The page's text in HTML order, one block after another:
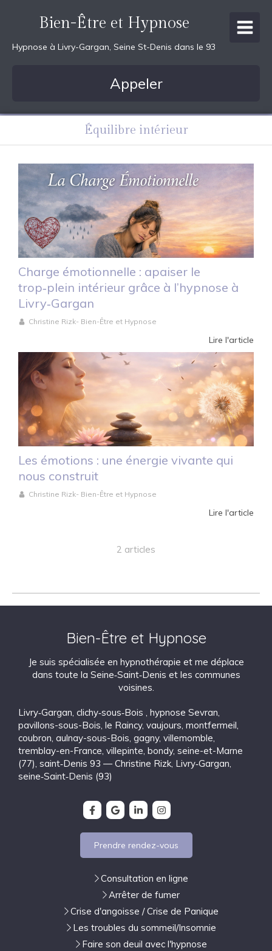
Bien-Être et Hypnose
Hypnose à Livry-Gargan, Seine St-Denis dans le 93
Appeler
Équilibre intérieur
Charge émotionnelle : apaiser le
trop‑plein intérieur grâce à l’hypnose à
Livry‑Gargan
Christine Rizk- Bien-Être et Hypnose
Lire l'article
Les émotions : une énergie vivante qui
nous construit
Christine Rizk- Bien-Être et Hypnose
Lire l'article
2 articles
Bien-Être et Hypnose
Je suis spécialisée en hypnothérapie et me déplace
dans toute la Seine‑Saint‑Denis et les communes
voisines.
Livry‑Gargan, clichy‑sous‑Bois , hypnose Sevran,
pavillons-sous-Bois, le Raincy, vaujours, montfermeil,
coubron, aulnay-sous-Bois, gagny, villemomble,
tremblay-en-France, villepinte, bondy, seine-et-Marne
(77), saint‑Denis 93 — Christine Rizk, Livry‑Gargan,
seine‑Saint‑Denis (93)
Prendre rendez-vous
Consultation en ligne
Arrêter de fumer
Crise d'angoisse / Crise de Panique
Les troubles du sommeil/Insomnie
Faire son deuil avec l'hypnose